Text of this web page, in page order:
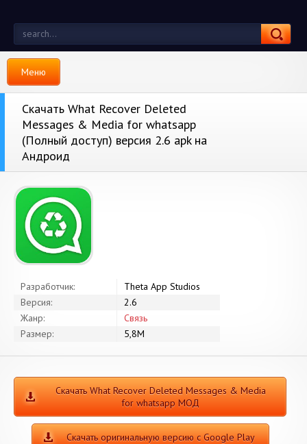
Меню
Скачать What Recover Deleted
Messages & Media for whatsapp
(Полный доступ) версия 2.6 apk на
Андроид
Разработчик:
Theta App Studios
Версия:
2.6
Жанр:
Связь
Размер:
5,8M
Скачать What Recover Deleted Messages & Media
for whatsapp МОД
Скачать оригинальную версию с Google Play